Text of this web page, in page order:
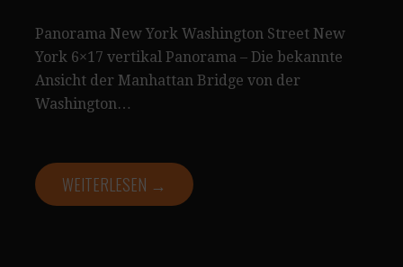
Panorama New York Washington Street New
York 6×17 vertikal Panorama – Die bekannte
Ansicht der Manhattan Bridge von der
Washington…
WEITERLESEN →